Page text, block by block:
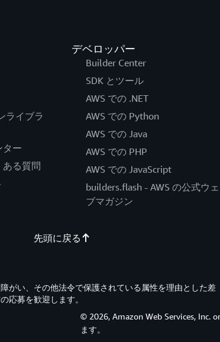
ライブラ
ター
る質問
デベロッパー
Builder Center
SDK とツール
AWS での .NET
AWS での Python
AWS での Java
AWS での PHP
AWS での JavaScript
builders.flash - AWS の公式ウェ
ブマガジン
先頭に戻る
がい、その他法令で保護されている属性を理由とした差
応募を歓迎します。
© 2026, Amazon Web Services, Inc.
ます。